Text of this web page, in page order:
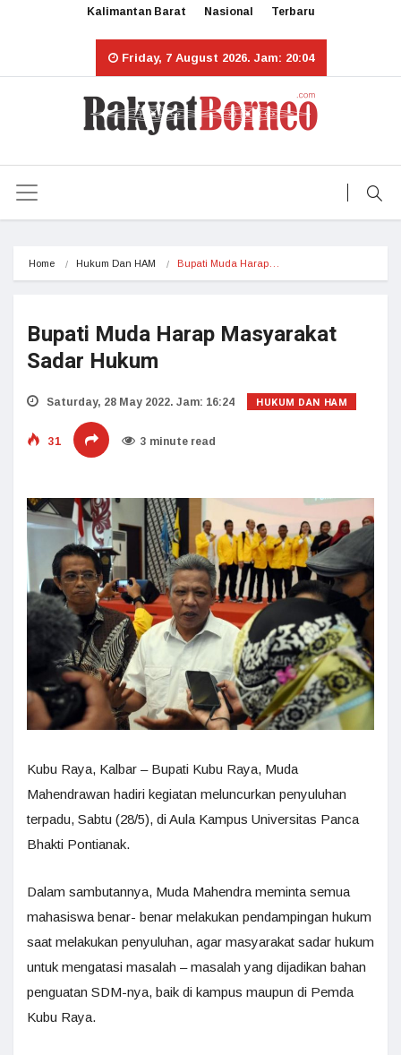
Kalimantan Barat Nasional Terbaru
Friday, 7 August 2026. Jam: 20:04
Home Hukum Dan HAM Bupati Muda Harap…
Bupati Muda Harap Masyarakat
Sadar Hukum
Saturday, 28 May 2022. Jam: 16:24 HUKUM DAN HAM
31 3 minute read
Kubu Raya, Kalbar – Bupati Kubu Raya, Muda
Mahendrawan hadiri kegiatan meluncurkan penyuluhan
terpadu, Sabtu (28/5), di Aula Kampus Universitas Panca
Bhakti Pontianak.
Dalam sambutannya, Muda Mahendra meminta semua
mahasiswa benar- benar melakukan pendampingan hukum
saat melakukan penyuluhan, agar masyarakat sadar hukum
untuk mengatasi masalah – masalah yang dijadikan bahan
penguatan SDM-nya, baik di kampus maupun di Pemda
Kubu Raya.